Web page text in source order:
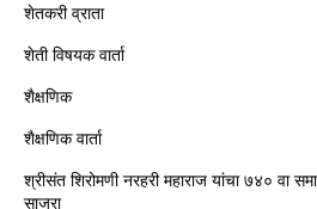
शेतकरी व्राता
शेती विषयक वार्ता
शैक्षणिक
शैक्षणिक वार्ता
श्रीसंत शिरोमणी नरहरी महाराज यांचा ७४० वा
साजरा